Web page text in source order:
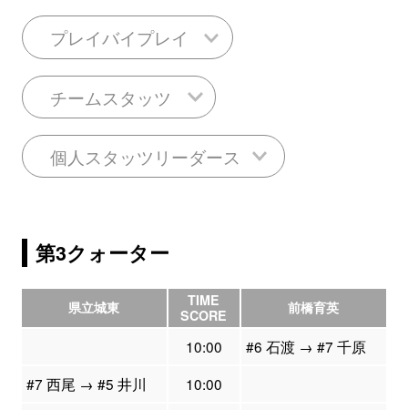
プレイバイプレイ
チームスタッツ
個人スタッツリーダース
第3クォーター
県立城東
TIME
SCORE
前橋育英
10:00
#6 石渡 → #7 千原
#7 西尾 → #5 井川
10:00